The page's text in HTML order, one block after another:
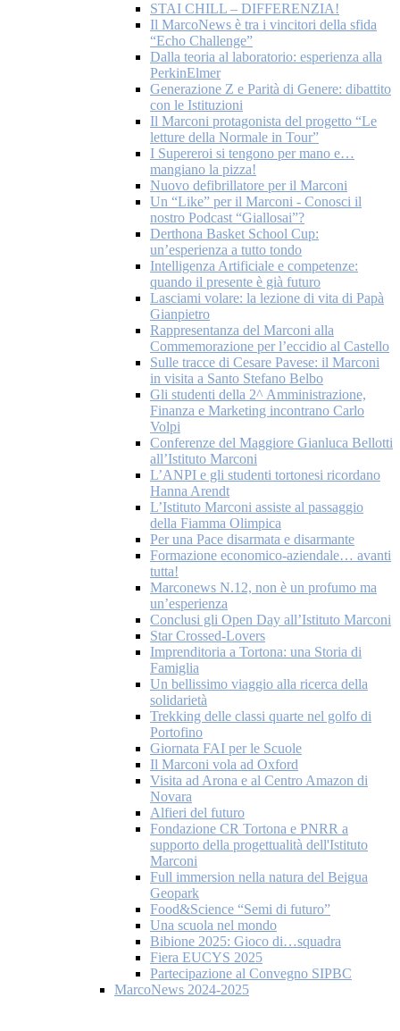
STAI CHILL – DIFFERENZIA!
Il MarcoNews è tra i vincitori della sfida
“Echo Challenge”
Dalla teoria al laboratorio: esperienza alla
PerkinElmer
Generazione Z e Parità di Genere: dibattito
con le Istituzioni
Il Marconi protagonista del progetto “Le
letture della Normale in Tour”
I Supereroi si tengono per mano e…
mangiano la pizza!
Nuovo defibrillatore per il Marconi
Un “Like” per il Marconi - Conosci il
nostro Podcast “Giallosai”?
Derthona Basket School Cup:
un’esperienza a tutto tondo
Intelligenza Artificiale e competenze:
quando il presente è già futuro
Lasciami volare: la lezione di vita di Papà
Gianpietro
Rappresentanza del Marconi alla
Commemorazione per l’eccidio al Castello
Sulle tracce di Cesare Pavese: il Marconi
in visita a Santo Stefano Belbo
Gli studenti della 2^ Amministrazione,
Finanza e Marketing incontrano Carlo
Volpi
Conferenze del Maggiore Gianluca Bellotti
all’Istituto Marconi
L’ANPI e gli studenti tortonesi ricordano
Hanna Arendt
L’Istituto Marconi assiste al passaggio
della Fiamma Olimpica
Per una Pace disarmata e disarmante
Formazione economico-aziendale… avanti
tutta!
Marconews N.12, non è un profumo ma
un’esperienza
Conclusi gli Open Day all’Istituto Marconi
Star Crossed-Lovers
Imprenditoria a Tortona: una Storia di
Famiglia
Un bellissimo viaggio alla ricerca della
solidarietà
Trekking delle classi quarte nel golfo di
Portofino
Giornata FAI per le Scuole
Il Marconi vola ad Oxford
Visita ad Arona e al Centro Amazon di
Novara
Alfieri del futuro
Fondazione CR Tortona e PNRR a
supporto della progettualità dell'Istituto
Marconi
Full immersion nella natura del Beigua
Geopark
Food&Science “Semi di futuro”
Una scuola nel mondo
Bibione 2025: Gioco di…squadra
Fiera EUCYS 2025
Partecipazione al Convegno SIPBC
MarcoNews 2024-2025